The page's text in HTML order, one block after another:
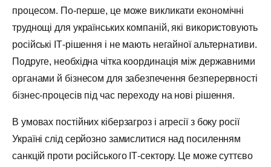
процесом. По-перше, це може викликати економічні
труднощі для українських компаній, які використовують
російські ІТ-рішення і не мають негайної альтернативи.
Подруге, необхідна чітка координація між державними
органами й бізнесом для забезпечення безперервності
бізнес-процесів під час переходу на нові рішення.
В умовах постійних кіберзагроз і агресії з боку росії
Україні слід серйозно замислитися над посиленням
санкцій проти російського ІТ-сектору. Це може суттєво